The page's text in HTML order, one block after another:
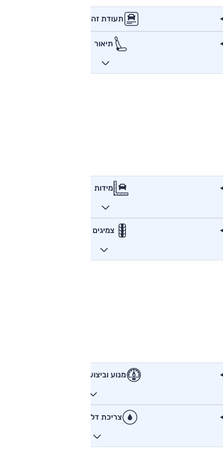
תעודת זהות
תיאור
מידות
צמיגים
מנוע וביצועים
צריכת דלק